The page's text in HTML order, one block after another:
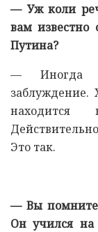
— Уж коли
вам
Путина?
— Иногда
заблуждение.
находится
Это так.
— Вы помните
Он учился